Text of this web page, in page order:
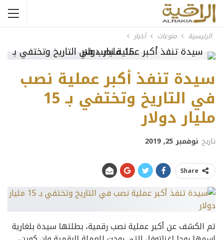
الرئيسية منوعات أخبار
سيدة تنفذ أكبر عملية نصب
في التاريخ وتختفي بـ 15
مليار دولار
تاريخ نوفمبر 25, 2019
Share
تم الكشف عن أكبر عملية نصب رقمية، بطلتها سيدة بلغارية